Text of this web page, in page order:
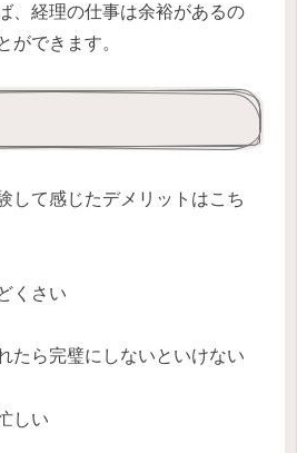
、経理の仕事は余裕があるの
ができます。
して感じたデメリットはこち
くさい
たら完璧にしないといけない
しい